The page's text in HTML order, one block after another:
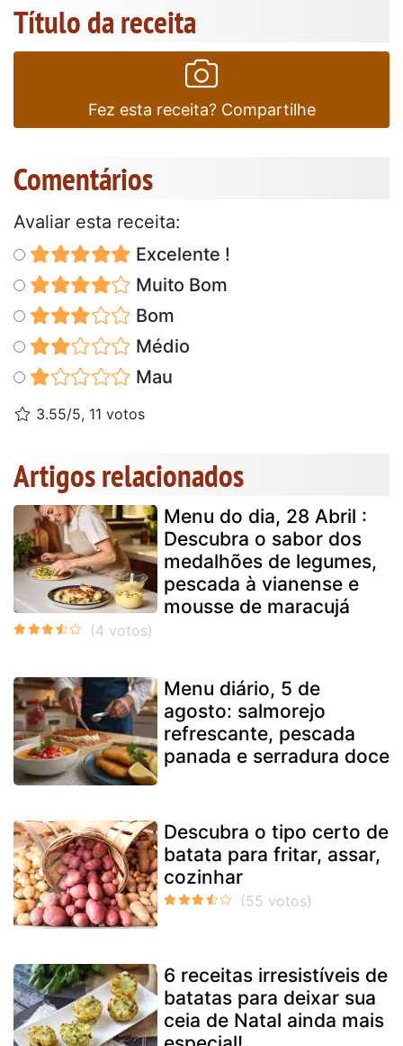
Título da receita
Fez esta receita? Compartilhe
Comentários
Avaliar esta receita:
Excelente !
Muito Bom
Bom
Médio
Mau
3.55/5, 11 votos
Artigos relacionados
Menu do dia, 28 Abril :
Descubra o sabor dos
medalhões de legumes,
pescada à vianense e
mousse de maracujá
Menu diário, 5 de
agosto: salmorejo
refrescante, pescada
panada e serradura doce
Descubra o tipo certo de
batata para fritar, assar,
cozinhar
6 receitas irresistíveis de
batatas para deixar sua
ceia de Natal ainda mais